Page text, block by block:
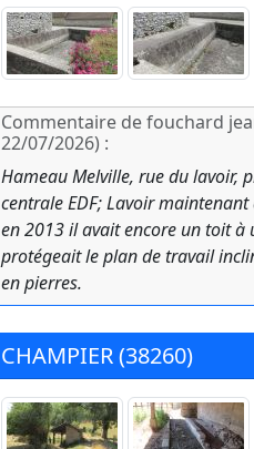
Commentaire de fouchard
22/07/2026) :
Hameau Melville, rue du lavoir,
centrale EDF; Lavoir maintenant
en 2013 il avait encore un toit à
protégeait le plan de travail
en pierres.
CHAMPIER (38260)